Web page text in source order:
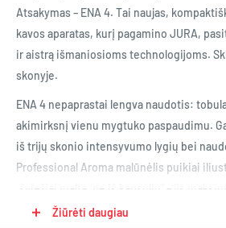
Atsakymas – ENA 4. Tai naujas,
kavos aparatas, kurį pagamino JURA,
ir aistrą išmaniosioms technologijoms.
skonyje.
ENA 4 nepaprastai lengva naudotis:
akimirksnį vienu mygtuko paspaudimu.
iš trijų skonio intensyvumo lygių bei
Professional Aroma malūnėlis puikiai
„šviežiai malta, ne iš kapsulių“ – jis
kavos aromatą.
Žiūrėti daugiau